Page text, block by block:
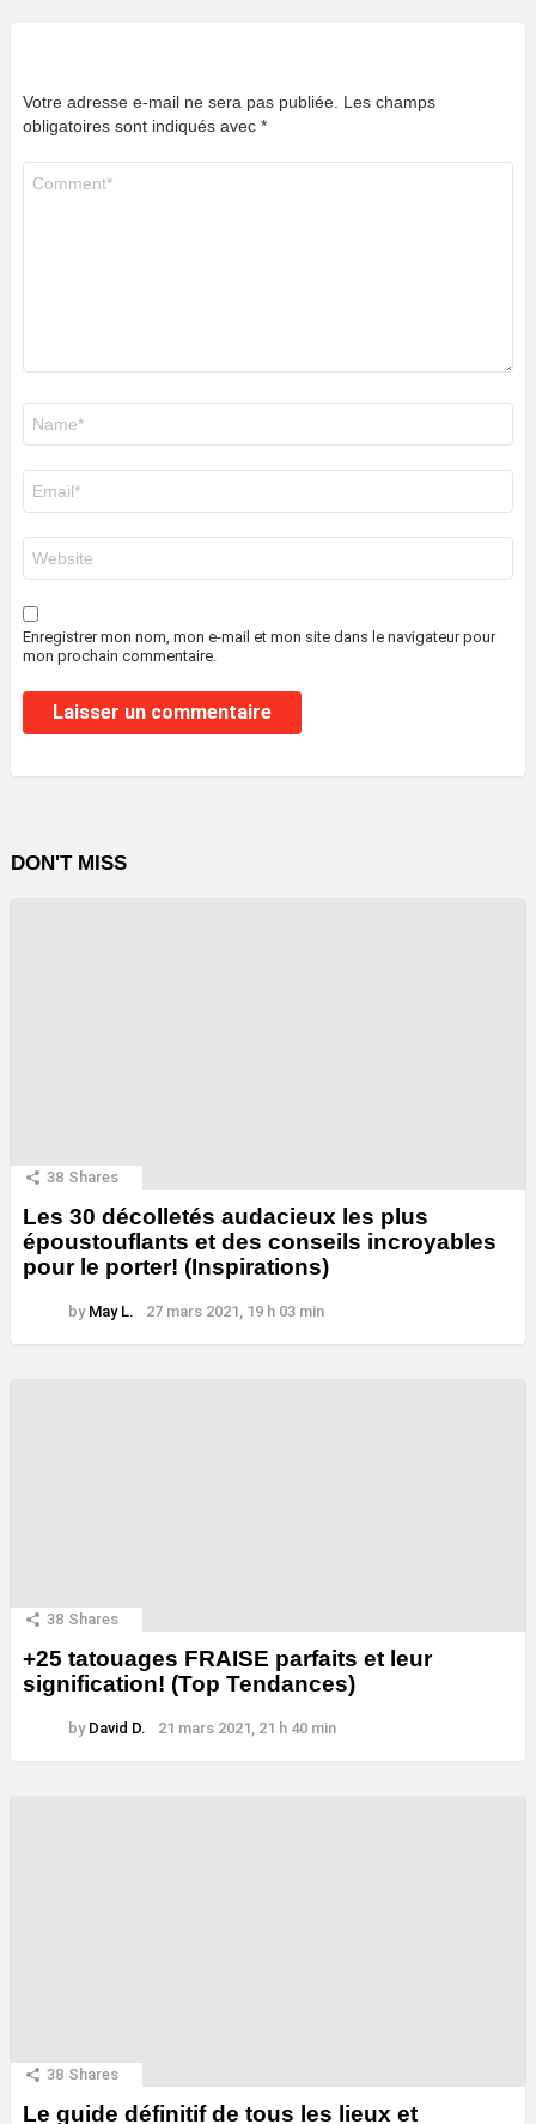
Votre adresse e-mail ne sera pas publiée. Les champs
obligatoires sont indiqués avec *
mail
*
web
Enregistrer mon nom, mon e-mail et mon site dans le navigateur pour
mon prochain commentaire.
DON'T MISS
38 Shares
Les 30 décolletés audacieux les plus
époustouflants et des conseils incroyables
pour le porter! (Inspirations)
by May L. 27 mars 2021, 19 h 03 min
38 Shares
+25 tatouages ​​FRAISE parfaits et leur
signification! (Top Tendances)
by David D. 21 mars 2021, 21 h 40 min
38 Shares
Le guide définitif de tous les lieux et